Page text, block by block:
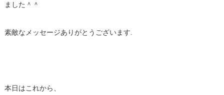
ました＾＾
素敵なメッセージありがとうございます.
本日はこれから、